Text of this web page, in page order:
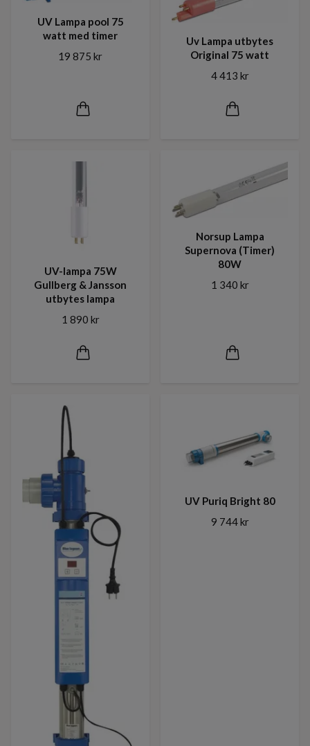
UV Lampa pool 75
watt med timer
19 875 kr
Uv Lampa utbytes
Original 75 watt
4 413 kr
UV-lampa 75W
Gullberg & Jansson
utbytes lampa
1 890 kr
Norsup Lampa
Supernova (Timer)
80W
1 340 kr
UV Puriq Bright 80
9 744 kr